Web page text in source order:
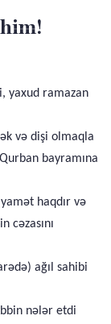
yaxud ramazan
və dişi olmaqla
bayramına
haqdır və
ağıl sahibi
nələr etdi